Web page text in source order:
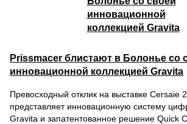
Prissmacer блистают в Болонье со
инновационной коллекцией Gravita
Превосходный отклик на выставке Cersaie
представляет инновационную систему
Gravita и запатентованное решение Quick